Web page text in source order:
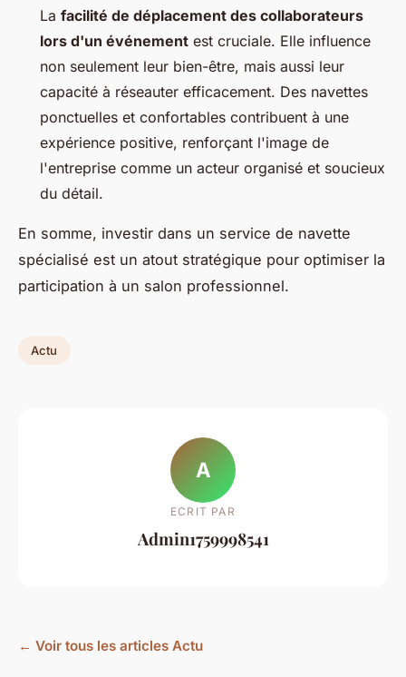
La facilité de déplacement des collaborateurs
lors d'un événement est cruciale. Elle influence
non seulement leur bien-être, mais aussi leur
capacité à réseauter efficacement. Des navettes
ponctuelles et confortables contribuent à une
expérience positive, renforçant l'image de
l'entreprise comme un acteur organisé et soucieux
du détail.
En somme, investir dans un service de navette
spécialisé est un atout stratégique pour optimiser la
participation à un salon professionnel.
Actu
A
ECRIT PAR
Admin1759998541
← Voir tous les articles Actu